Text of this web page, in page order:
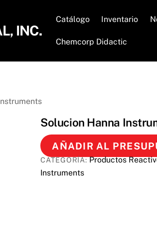
INC.
Catálogo Inventario
Chemcorp Didactic
Solucion Hanna
AÑADIR AL
CATEGORÍA:Productos
Instruments